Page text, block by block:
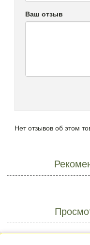
Ваш отзыв
Нет отзывов об этом